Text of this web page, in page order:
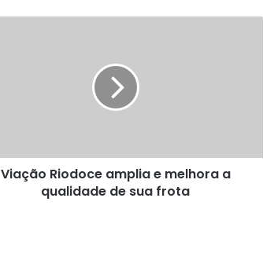
Viação Riodoce amplia e melhora a
qualidade de sua frota